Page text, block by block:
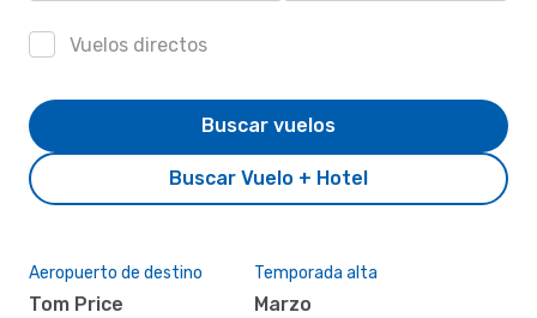
Vuelos directos
Buscar Vuelo + Hotel
Buscar vuelos
Aeropuerto de destino
Tom Price
Temporada alta
marzo